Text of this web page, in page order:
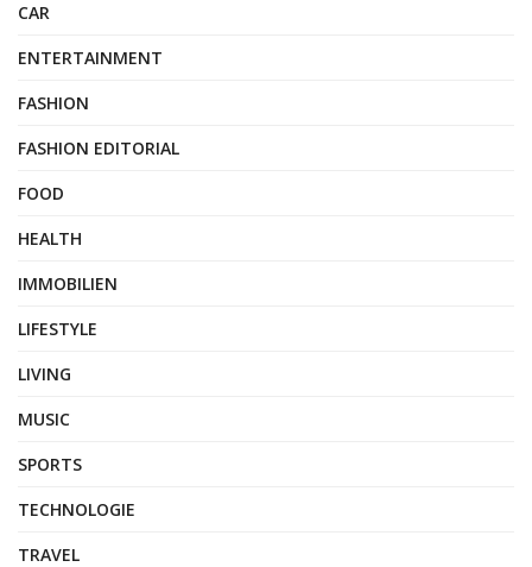
CAR
ENTERTAINMENT
FASHION
FASHION EDITORIAL
FOOD
HEALTH
IMMOBILIEN
LIFESTYLE
LIVING
MUSIC
SPORTS
TECHNOLOGIE
TRAVEL